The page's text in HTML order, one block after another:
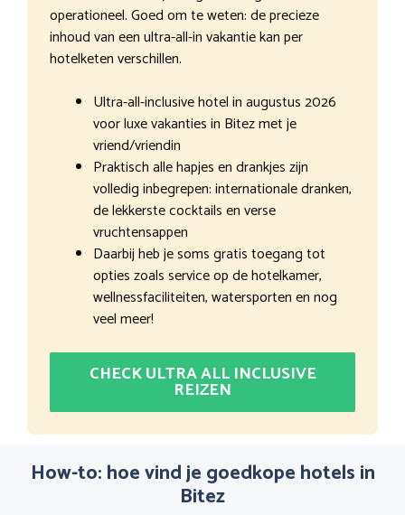
operationeel. Goed om te weten: de precieze
inhoud van een ultra-all-in vakantie kan per
hotelketen verschillen.
Ultra-all-inclusive hotel in augustus 2026
voor luxe vakanties in Bitez met je
vriend/vriendin
Praktisch alle hapjes en drankjes zijn
volledig inbegrepen: internationale dranken,
de lekkerste cocktails en verse
vruchtensappen
Daarbij heb je soms gratis toegang tot
opties zoals service op de hotelkamer,
wellnessfaciliteiten, watersporten en nog
veel meer!
CHECK ULTRA ALL INCLUSIVE
REIZEN
How-to: hoe vind je goedkope hotels in
Bitez